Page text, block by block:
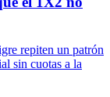
repiten un patrón
sin cuotas a la